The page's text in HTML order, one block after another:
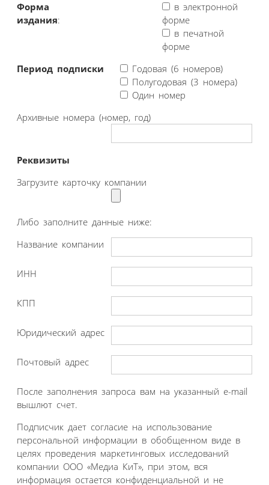
Форма
издания:
в электронной
форме
в печатной
форме
Период подписки
Годовая (6 номеров)
Полугодовая (3 номера)
Один номер
Архивные номера (номер, год)
Реквизиты
Загрузите карточку компании
Либо заполните данные ниже:
Название компании
ИНН
КПП
Юридический адрес
Почтовый адрес
После заполнения запроса вам на указанный e-mail
вышлют счет.
Подписчик дает согласие на использование
персональной информации в обобщенном виде в
целях проведения маркетинговых исследований
компании ООО «Медиа КиТ», при этом, вся
информация остается конфиденциальной и не